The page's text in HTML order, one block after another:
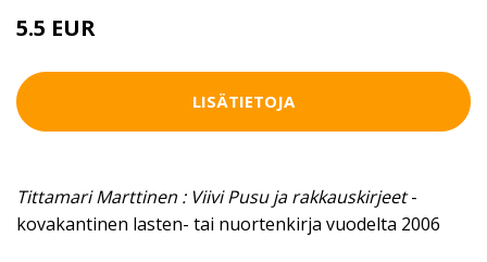
5.5 EUR
LISÄTIETOJA
Tittamari Marttinen : Viivi Pusu ja rakkauskirjeet-
kovakantinen lasten- tai nuortenkirja vuodelta 2006